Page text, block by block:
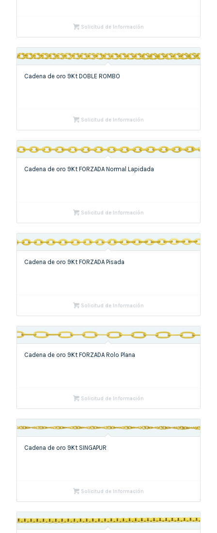
Solicitud de Información
Cadena de oro 9Kt DOBLE ROMBO
Solicitud de Información
Cadena de oro 9Kt FORZADA Normal Lapidada
Solicitud de Información
Cadena de oro 9Kt FORZADA Pisada
Solicitud de Información
Cadena de oro 9Kt FORZADA Rolo Plana
Solicitud de Información
Cadena de oro 9Kt SINGAPUR
Solicitud de Información